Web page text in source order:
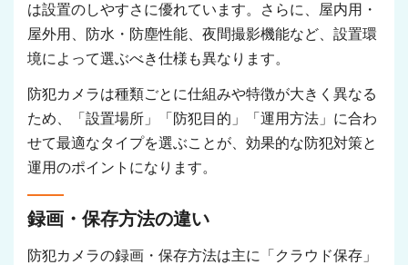
は設置のしやすさに優れています。さらに、屋内用・
屋外用、防水・防塵性能、夜間撮影機能など、設置環
境によって選ぶべき仕様も異なります。
防犯カメラは種類ごとに仕組みや特徴が大きく異なる
ため、「設置場所」「防犯目的」「運用方法」に合わ
せて最適なタイプを選ぶことが、効果的な防犯対策と
運用のポイントになります。
録画・保存方法の違い
防犯カメラの録画・保存方法は主に「クラウド保存」